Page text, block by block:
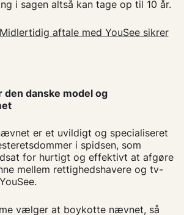
i sagen altså kan tage op til 10 år.
Midlertidig aftale med YouSee sikrer
den danske model og
er et uvildigt og specialiseret
i spidsen, som
for hurtigt og effektivt at afgøre
mellem rettighedshavere og tv-
vælger at boykotte nævnet, så